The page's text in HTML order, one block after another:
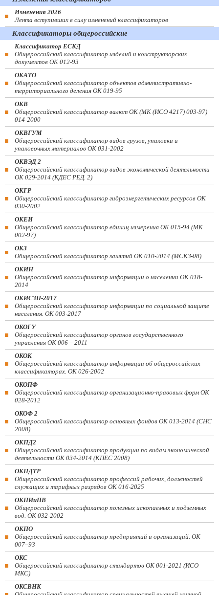
Изменения 2026
Лента вступивших в силу изменений классификаторов
Классификаторы общероссийские
Классификатор ЕСКД
Общероссийский классификатор изделий и конструкторских
документов ОК 012-93
ОКАТО
Общероссийский классификатор объектов административно-
территориального деления ОК 019-95
ОКВ
Общероссийский классификатор валют ОК (МК (ИСО 4217) 003-97)
014-2000
ОКВГУМ
Общероссийский классификатор видов грузов, упаковки и
упаковочных материалов ОК 031-2002
ОКВЭД 2
Общероссийский классификатор видов экономической деятельности
ОК 029-2014 (КДЕС РЕД. 2)
ОКГР
Общероссийский классификатор гидроэнергетических ресурсов ОК
030-2002
ОКЕИ
Общероссийский классификатор единиц измерения ОК 015-94 (МК
002-97)
ОКЗ
Общероссийский классификатор занятий ОК 010-2014 (МСКЗ-08)
ОКИН
Общероссийский классификатор информации о населении ОК 018-
2014
ОКИСЗН-2017
Общероссийский классификатор информации по социальной защите
населения. ОК 003-2017
ОКОГУ
Общероссийский классификатор органов государственного
управления ОК 006 – 2011
ОКОК
Общероссийский классификатор информации об общероссийских
классификаторах. ОК 026-2002
ОКОПФ
Общероссийский классификатор организационно-правовых форм ОК
028-2012
ОКОФ 2
Общероссийский классификатор основных фондов ОК 013-2014 (СНС
2008)
ОКПД2
Общероссийский классификатор продукции по видам экономической
деятельности ОК 034-2014 (КПЕС 2008)
ОКПДТР
Общероссийский классификатор профессий рабочих, должностей
служащих и тарифных разрядов ОК 016-2025
ОКПИиПВ
Общероссийский классификатор полезных ископаемых и подземных
вод. ОК 032-2002
ОКПО
Общероссийский классификатор предприятий и организаций. ОК
007–93
ОКС
Общероссийский классификатор стандартов ОК 001-2021 (ИСО
МКС)
ОКСВНК